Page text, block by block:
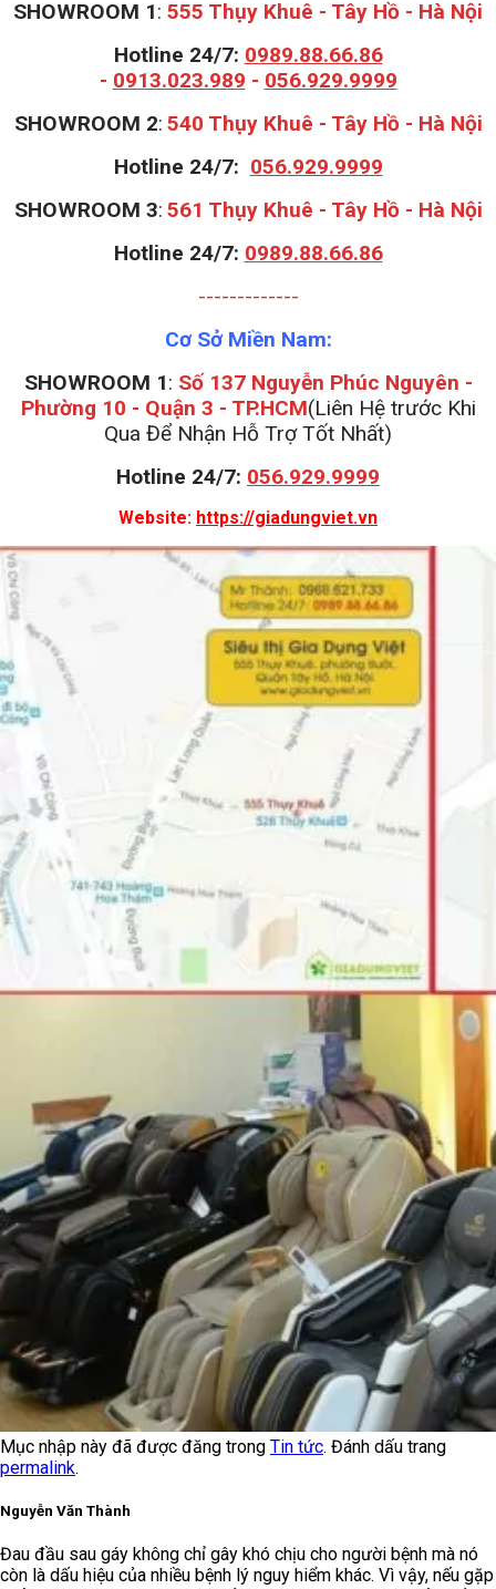
SHOWROOM 1: 555 Thụy Khuê - Tây Hồ - Hà Nội
Hotline 24/7: 0989.88.66.86
- 0913.023.989 - 056.929.9999
SHOWROOM 2: 540 Thụy Khuê - Tây Hồ - Hà Nội
Hotline 24/7: 056.929.9999
SHOWROOM 3: 561 Thụy Khuê - Tây Hồ - Hà Nội
Hotline 24/7: 0989.88.66.86
-------------
Cơ Sở Miền Nam:
SHOWROOM 1: Số 137 Nguyễn Phúc Nguyên -
Phường 10 - Quận 3 - TP.HCM(Liên Hệ trước Khi
Qua Để Nhận Hỗ Trợ Tốt Nhất)
Hotline 24/7: 056.929.9999
Website: https://giadungviet.vn
Mục nhập này đã được đăng trong Tin tức. Đánh dấu trang
permalink.
Nguyễn Văn Thành
Đau đầu sau gáy không chỉ gây khó chịu cho người bệnh mà nó
còn là dấu hiệu của nhiều bệnh lý nguy hiểm khác. Vì vậy, nếu gặp